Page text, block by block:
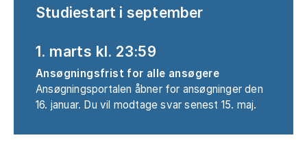
Studiestart i september
1. marts kl. 23:59
Ansøgningsfrist for alle ansøgere
Ansøgningsportalen åbner for ansøgninger den
16. januar. Du vil modtage svar senest 15. maj.